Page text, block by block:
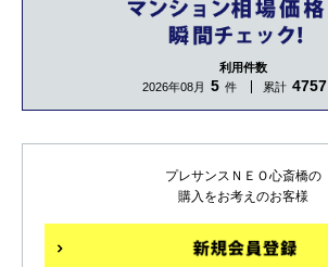
利用件数
2026年08月
5 件 累計 4757
プレサンスＮＥＯ心斎橋の
購入をお考えのお客様